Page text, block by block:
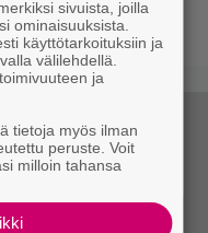
sivuista, joilla
ominaisuuksista.
käyttötarkoituksiin ja
välilehdellä.
ja
tietoja myös ilman
peruste. Voit
milloin tahansa